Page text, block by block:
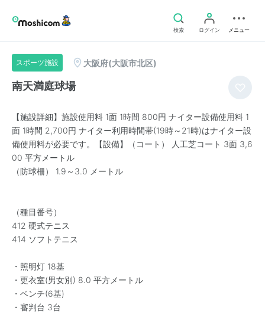
検索 ログイン メニュー
スポーツ施設 大阪府(大阪市北区)
南天満庭球場
【施設詳細】施設使用料 1面 1時間 800円 ナイター設備使用料 1
面 1時間 2,700円 ナイター利用時間帯(19時～21時)はナイター設
備使用料が必要です。【設備】（コート） 人工芝コート 3面 3,6
00 平方メートル
（防球柵） 1.9～3.0 メートル
（種目番号）
412 硬式テニス
414 ソフトテニス
・照明灯 18基
・更衣室(男女別) 8.0 平方メートル
・ベンチ(6基)
・審判台 3台